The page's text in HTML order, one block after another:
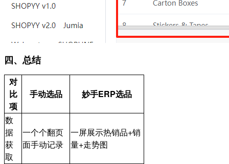
四、总结
对
比
项
手动选品 妙手ERP选品
数
据
获
取
一个个翻页
面手动记录
一屏展示热销品+销
量+走势图